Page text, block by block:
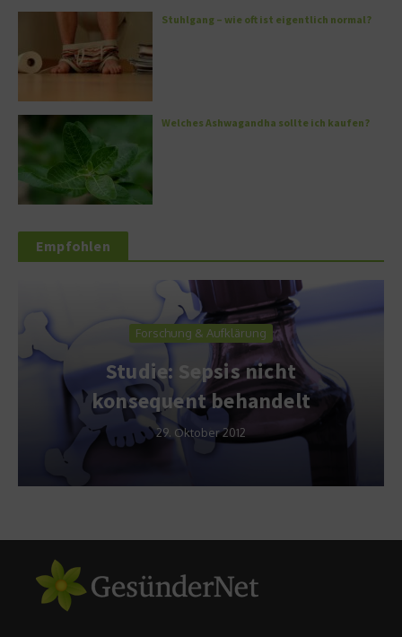
Stuhlgang – wie oft ist eigentlich normal?
Welches Ashwagandha sollte ich kaufen?
Empfohlen
Forschung & Aufklärung
Studie: Sepsis nicht
konsequent behandelt
29. Oktober 2012